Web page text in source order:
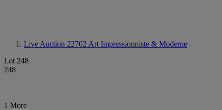
Live Auction 22702 Art Impressionniste & Moderne
Lot 248
248
1 More